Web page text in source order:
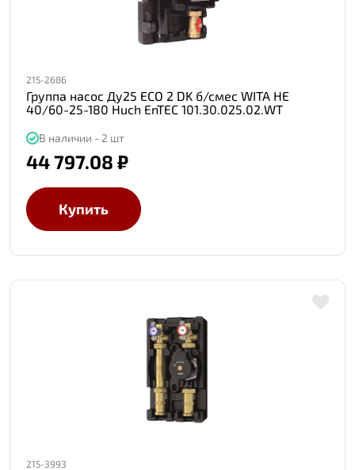
215-2686
Группа насос Ду25 ECO 2 DK б/смес WITA HE
40/60-25-180 Huch EnTEC 101.30.025.02.WT
В наличии - 2 шт
44 797.08 ₽
Купить
215-3993